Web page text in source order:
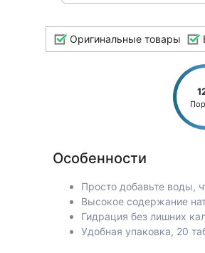
Оригинальные товары
Особенности
Просто добавьте воды,
Высокое содержание
Гидрация без лишних
Удобная упаковка, 20